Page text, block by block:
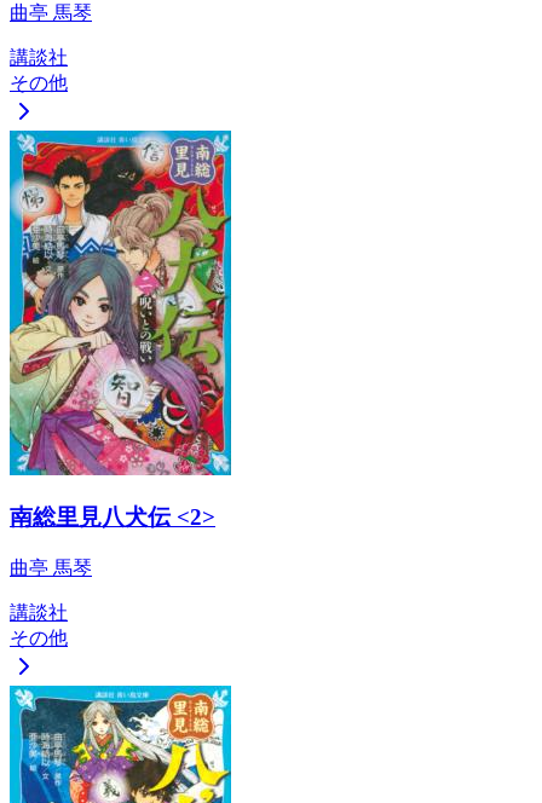
曲亭 馬琴
講談社
その他
南総里見八犬伝 <2>
曲亭 馬琴
講談社
その他